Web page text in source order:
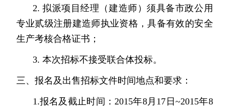
2.拟派项目经理（建造师）须具备市政公用
专业贰级注册建造师执业资格，具备有效的安全
生产考核合格证书；
3. 本次招标不接受联合体投标。
三、报名及出售招标文件时间地点和要求：
1.报名及截止时间： 2015年8月 17 日~2015年8